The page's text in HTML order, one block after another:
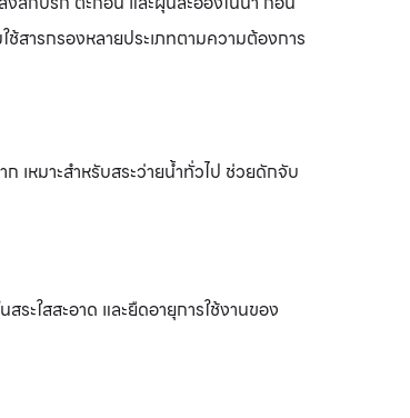
สารกรองหลายประเภทตามความต้องการ
เหมาะสำหรับสระว่ายน้ำทั่วไป ช่วยดักจับ
ะใสสะอาด และยืดอายุการใช้งานของ